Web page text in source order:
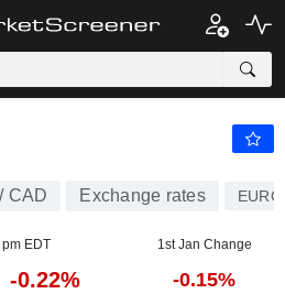
CAD Exchange rates
EDT 1st Jan Change
-0.22% -0.15%